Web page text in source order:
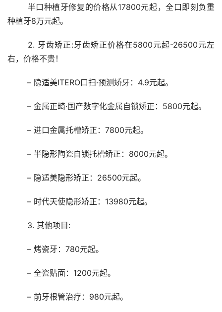
种植牙8万元起。
右，价格不贵！
	– 隐适美ITERO口扫·预测矫牙：4.9元起。
	– 金属正畸·国产数字化金属自锁矫正：5800元起。
	– 进口金属托槽矫正：7800元起。
	– 半隐形陶瓷自锁托槽矫正：8000元起。
	– 隐适美隐形矫正：26500元起。
	– 时代天使隐形矫正：13980元起。
	3. 其他项目:
	– 烤瓷牙：780元起。
	– 全瓷贴面：1200元起。
	– 前牙根管治疗：980元起。